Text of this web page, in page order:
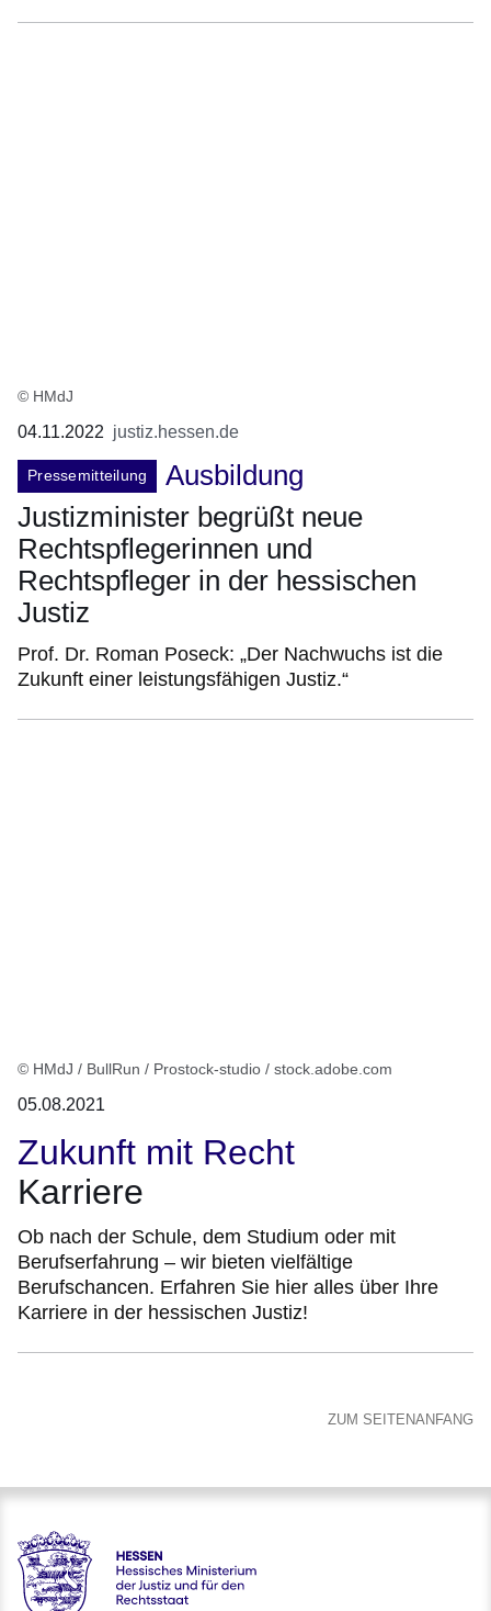
© HMdJ
04.11.2022 justiz.hessen.de
Pressemitteilung
Ausbildung
Justizminister begrüßt neue
Rechtspflegerinnen und
Rechtspfleger in der hessischen
Justiz
Prof. Dr. Roman Poseck: „Der Nachwuchs ist die
Zukunft einer leistungsfähigen Justiz.“
© HMdJ / BullRun / Prostock-studio / stock.adobe.com
05.08.2021
Zukunft mit Recht
Karriere
Ob nach der Schule, dem Studium oder mit
Berufserfahrung – wir bieten vielfältige
Berufschancen. Erfahren Sie hier alles über Ihre
Karriere in der hessischen Justiz!
ZUM SEITENANFANG